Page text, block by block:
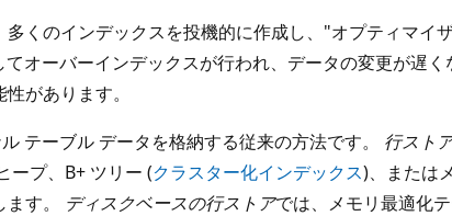
くのインデックスを投機的に作成し、"オプティマイ
オーバーインデックスが行われ、データの変更が遅く
があります。
テーブル データを格納する従来の方法です。 行スト
ープ、B+ ツリー (クラスター化インデックス)、または
す。 ディスクベースの行ストアでは、メモリ最適化